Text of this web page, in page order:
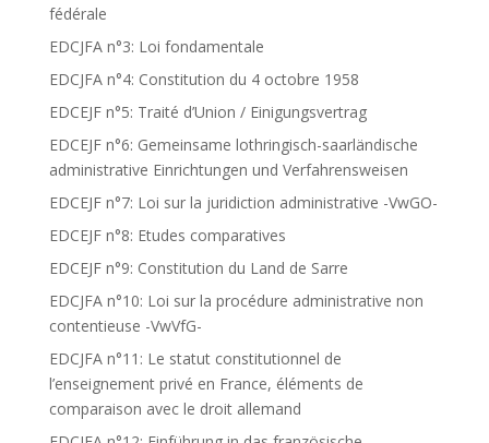
fédérale
EDCJFA n°3: Loi fondamentale
EDCJFA n°4: Constitution du 4 octobre 1958
EDCEJF n°5: Traité d’Union / Einigungsvertrag
EDCEJF n°6: Gemeinsame lothringisch-saarländische
administrative Einrichtungen und Verfahrensweisen
EDCEJF n°7: Loi sur la juridiction administrative -VwGO-
EDCEJF n°8: Etudes comparatives
EDCEJF n°9: Constitution du Land de Sarre
EDCJFA n°10: Loi sur la procédure administrative non
contentieuse -VwVfG-
EDCJFA n°11: Le statut constitutionnel de
l’enseignement privé en France, éléments de
comparaison avec le droit allemand